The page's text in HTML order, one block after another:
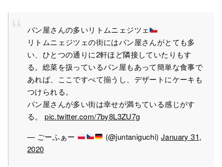
パン屋さんの多いリトムニェジツェ
リトムニェジツェの街にはパン屋さんがとても多
い、ひとつの通りに2軒ほど隣接していたりもす
る。総菜を扱っているパン屋もあって簡単な食事で
あれば、ここですべて揃うし、デザートにケーキも
つけられる。
パン屋さんが多い街は幸せが満ちている感じがす
る。pic.twitter.com/7by8L3ZU7g
— ごーふぁー
(@juntaniguchi) January 31,
2020